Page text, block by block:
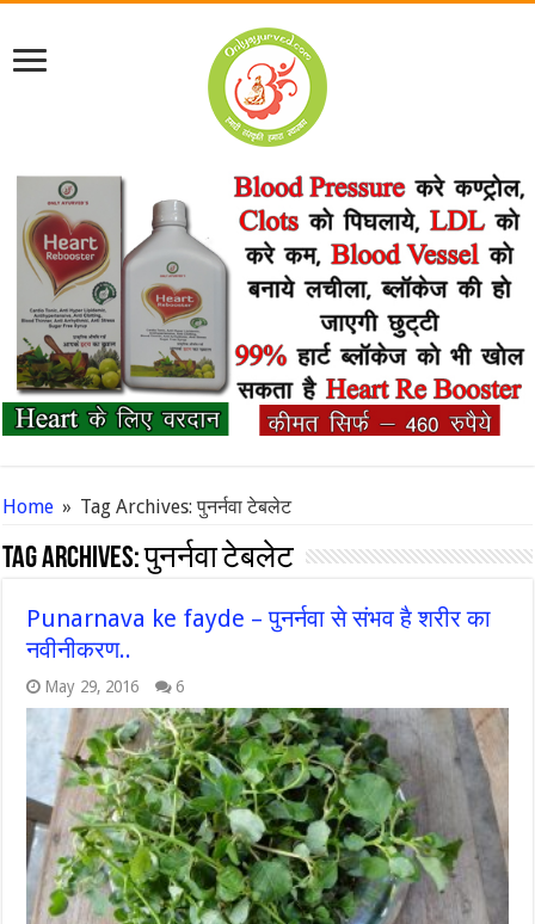
Home » Tag Archives: पुनर्नवा टेबलेट
Tag Archives:पुनर्नवा टेबलेट
Punarnava ke fayde – पुनर्नवा से संभव है शरीर का
नवीनीकरण..
May 29, 2016 6